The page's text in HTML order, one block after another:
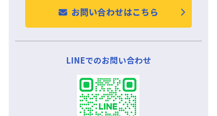
お問い合わせはこちら
LINEでのお問い合わせ